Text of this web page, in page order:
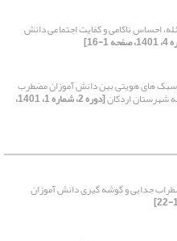
احساس ناکامی و کفایت اجتماعی دانش
های هویتی بین دانش آموزان مضطرب
شهرستان اردکان [دوره 2، شماره 1، 1401،
جدایی و گوشه گیری دانش آموزان